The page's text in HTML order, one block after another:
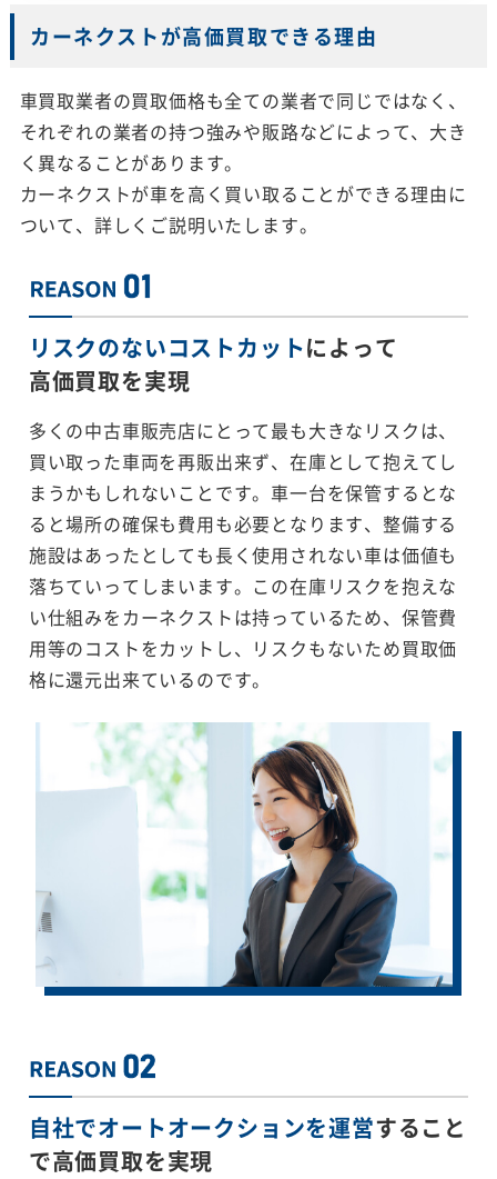
カーネクストが高価買取できる理由
車買取業者の買取価格も全ての業者で同じではなく、
それぞれの業者の持つ強みや販路などによって、大き
く異なることがあります。
カーネクストが車を高く買い取ることができる理由に
ついて、詳しくご説明いたします。
リスクのないコストカットによって
高価買取を実現
多くの中古車販売店にとって最も大きなリスクは、
買い取った車両を再販出来ず、在庫として抱えてし
まうかもしれないことです。車一台を保管するとな
ると場所の確保も費用も必要となります、整備する
施設はあったとしても長く使用されない車は価値も
落ちていってしまいます。この在庫リスクを抱えな
い仕組みをカーネクストは持っているため、保管費
用等のコストをカットし、リスクもないため買取価
格に還元出来ているのです。
自社でオートオークションを運営すること
で高価買取を実現